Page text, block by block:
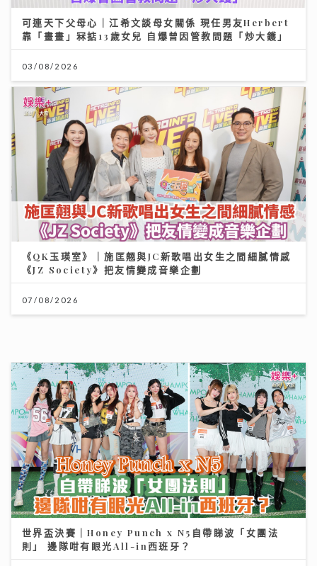
可連天下父母心｜江希文談母女關係 現任男友Herbert
靠「畫畫」冧掂13歲女兒 自爆曾因管教問題「炒大鑊」
03/08/2026
《QK玉瑛室》｜施匡翹與JC新歌唱出女生之間細膩情感
《JZ Society》把友情變成音樂企劃
07/08/2026
世界盃決賽｜Honey Punch x N5自帶睇波「女團法
則」 邊隊咁有眼光All-in西班牙？
23/07/2026